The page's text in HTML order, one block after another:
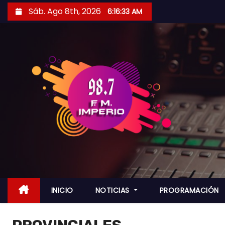
i
Sáb. Ago 8th, 2026 6:16:35 AM
INICIO NOTICIAS PROGRAMACIÓN